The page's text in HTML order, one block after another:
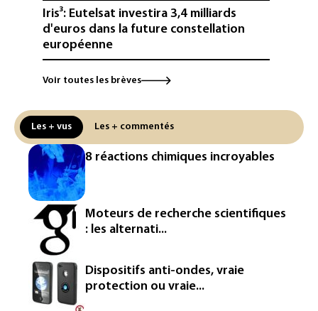
Iris³: Eutelsat investira 3,4 milliards
d'euros dans la future constellation
européenne
Le magazine VSD racheté par
l'entrepreneur Vianney d'Alançon
La production française de maïs
attendue au plus bas depuis 1980
"Retour en force" progressif de la
chaleur dans les prochains jours en
France
L'Arabie saoudite, le Pakistan et la
Turquie ont signé un accord de défense
Le Sri Lanka bloque près de 100
nouveaux sites de paris en ligne non
autorisés
Voir toutes les brèves
Les + vus Les + commentés
8 réactions chimiques incroyables
Moteurs de recherche scientifiques
: les alternati...
Dispositifs anti-ondes, vraie
protection ou vraie...